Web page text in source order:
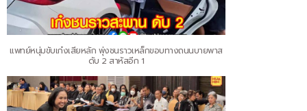
แพทย์หนุ่มขับเก๋งเสียหลัก พุ่งชนราวเหล็กขอบทางถนนบายพาส
ดับ 2 สาหัสอีก 1